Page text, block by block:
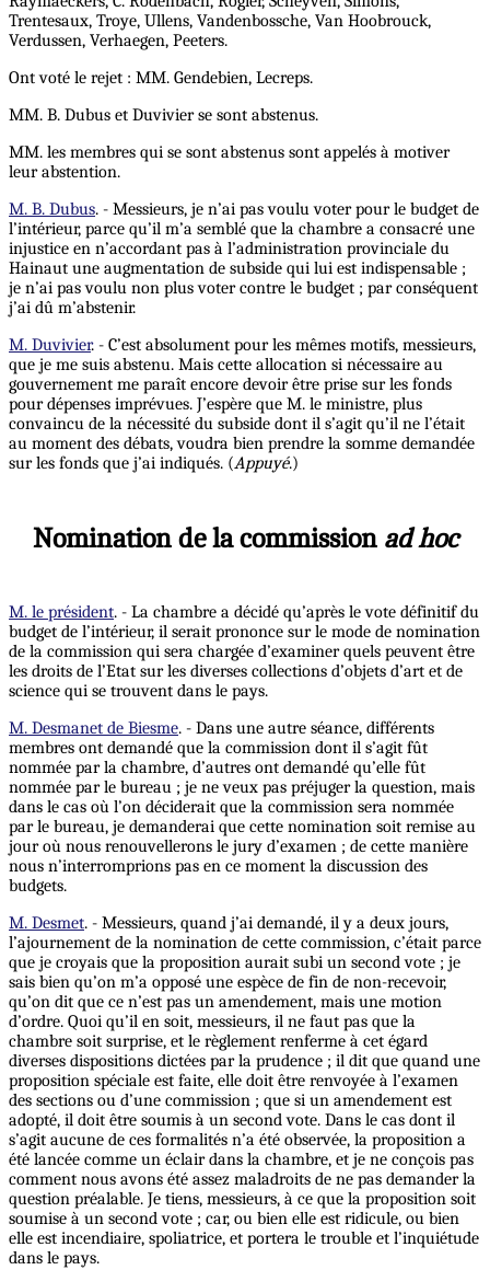
Trentesaux, Troye, Ullens, Vandenbossche, Van Hoobrouck,
Verdussen, Verhaegen, Peeters.
Ont voté le rejet : MM. Gendebien, Lecreps.
MM. B. Dubus et Duvivier se sont abstenus.
MM. les membres qui se sont abstenus sont appelés à motiver
leur abstention.
M. B. Dubus. - Messieurs, je n’ai pas voulu voter pour le budget de
l’intérieur, parce qu’il m’a semblé que la chambre a consacré une
injustice en n’accordant pas à l’administration provinciale du
Hainaut une augmentation de subside qui lui est indispensable ;
je n’ai pas voulu non plus voter contre le budget ; par conséquent
j’ai dû m’abstenir.
M. Duvivier. - C’est absolument pour les mêmes motifs, messieurs,
que je me suis abstenu. Mais cette allocation si nécessaire au
gouvernement me paraît encore devoir être prise sur les fonds
pour dépenses imprévues. J’espère que M. le ministre, plus
convaincu de la nécessité du subside dont il s’agit qu’il ne l’était
au moment des débats, voudra bien prendre la somme demandée
sur les fonds que j’ai indiqués. (Appuyé.)
Nomination de la commission ad hoc
M. le président. - La chambre a décidé qu’après le vote définitif du
budget de l’intérieur, il serait prononce sur le mode de nomination
de la commission qui sera chargée d’examiner quels peuvent être
les droits de l’Etat sur les diverses collections d’objets d’art et de
science qui se trouvent dans le pays.
M. Desmanet de Biesme. - Dans une autre séance, différents
membres ont demandé que la commission dont il s’agit fût
nommée par la chambre, d’autres ont demandé qu’elle fût
nommée par le bureau ; je ne veux pas préjuger la question, mais
dans le cas où l’on déciderait que la commission sera nommée
par le bureau, je demanderai que cette nomination soit remise au
jour où nous renouvellerons le jury d’examen ; de cette manière
nous n’interromprions pas en ce moment la discussion des
budgets.
M. Desmet. - Messieurs, quand j’ai demandé, il y a deux jours,
l’ajournement de la nomination de cette commission, c’était parce
que je croyais que la proposition aurait subi un second vote ; je
sais bien qu’on m’a opposé une espèce de fin de non-recevoir,
qu’on dit que ce n’est pas un amendement, mais une motion
d’ordre. Quoi qu’il en soit, messieurs, il ne faut pas que la
chambre soit surprise, et le règlement renferme à cet égard
diverses dispositions dictées par la prudence ; il dit que quand une
proposition spéciale est faite, elle doit être renvoyée à l’examen
des sections ou d’une commission ; que si un amendement est
adopté, il doit être soumis à un second vote. Dans le cas dont il
s’agit aucune de ces formalités n’a été observée, la proposition a
été lancée comme un éclair dans la chambre, et je ne conçois pas
comment nous avons été assez maladroits de ne pas demander la
question préalable. Je tiens, messieurs, à ce que la proposition soit
soumise à un second vote ; car, ou bien elle est ridicule, ou bien
elle est incendiaire, spoliatrice, et portera le trouble et l’inquiétude
dans le pays.